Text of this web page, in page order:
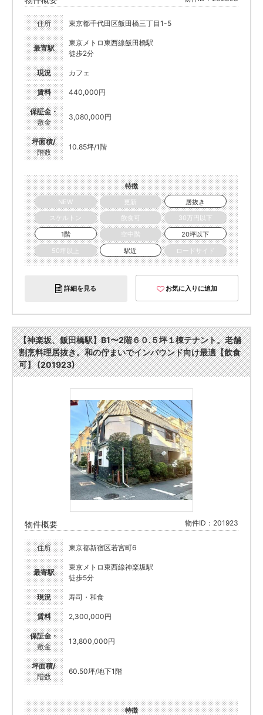
住所 東京都千代田区飯田橋三丁目1-5
最寄駅
東京メトロ東西線飯田橋駅
徒歩2分
現況 カフェ
賃料 440,000円
保証金・
敷金
3,080,000円
坪面積/
階数
10.85坪/1階
特徴
NEW
更新
居抜き
スケルトン
飲食可
30万円以下
1階
空中階
20坪以下
50坪以上
駅近 ロードサイド
詳細を見る お気に入りに追加
【神楽坂、飯田橋駅】B1〜2階６０.５坪１棟テナント。老舗
割烹料理居抜き。和の佇まいでインバウンド向け最適【飲食
可】 (201923)
物件概要 物件ID：201923
住所 東京都新宿区若宮町6
最寄駅
東京メトロ東西線神楽坂駅
徒歩5分
現況 寿司・和食
賃料 2,300,000円
保証金・
敷金
13,800,000円
坪面積/
階数
60.50坪/地下1階
特徴